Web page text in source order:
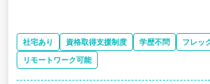
社宅あり 資格取得支援制度 学歴不問
フレッ
リモートワーク可能